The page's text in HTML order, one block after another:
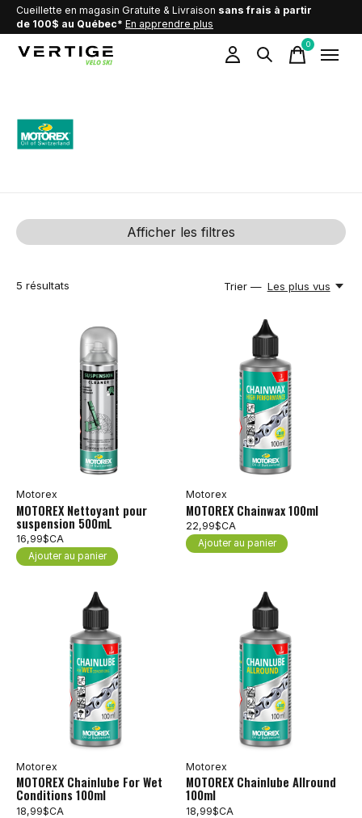
Cueillette en magasin Gratuite & Livraison sans frais à partir
de 100$ au Québec* En apprendre plus
0items
Motorex
Afficher les filtres
5 résultats Trier — Les plus vus
Motorex
MOTOREX Nettoyant pour
suspension 500mL
16,99$CA
Ajouter au panier
Motorex
MOTOREX Chainwax 100ml
22,99$CA
Ajouter au panier
Motorex
MOTOREX Chainlube For Wet
Conditions 100ml
18,99$CA
Motorex
MOTOREX Chainlube Allround
100ml
18,99$CA